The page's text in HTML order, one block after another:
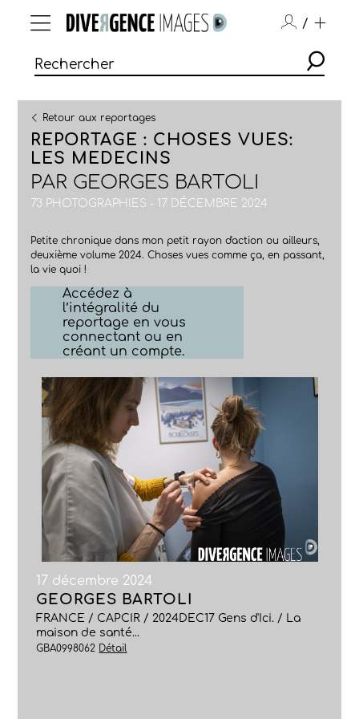
/
Retour aux reportages
REPORTAGE : CHOSES VUES:
LES MEDECINS
PAR GEORGES BARTOLI
73 PHOTOGRAPHIES - 17 DÉCEMBRE 2024
Petite chronique dans mon petit rayon d'action ou ailleurs,
deuxième volume 2024. Choses vues comme ça, en passant,
la vie quoi !
Accédez à
l’intégralité du
reportage en vous
connectant ou en
créant un compte.
17 décembre 2024
GEORGES BARTOLI
FRANCE / CAPCIR / 2024DEC17 Gens d'Ici. / La
maison de santé...
GBA0998062 Détail